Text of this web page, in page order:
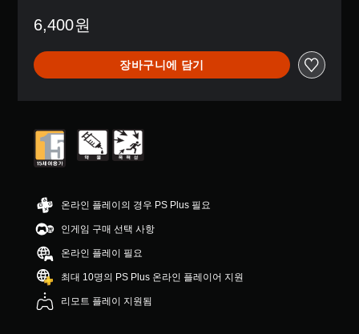
음
6,400원
장바구니에 담기
온라인 플레이의 경우 PS Plus 필요
인게임 구매 선택 사항
온라인 플레이 필요
최대 10명의 PS Plus 온라인 플레이어 지원
리모트 플레이 지원됨